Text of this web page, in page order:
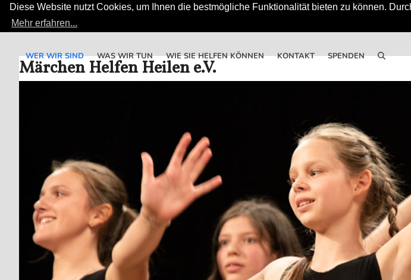
Diese Website nutzt Cookies, um Ihnen die bestmögliche Funktionalität bieten zu können.
Mehr erfahren...
contentMärchen Helfen Heilen e.V.
WER WIR SIND WAS WIR TUN WIE SIE HELFEN KÖNNEN KONTAKT SPENDEN